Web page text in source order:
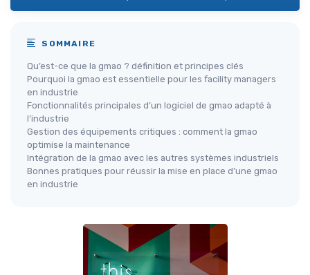
SOMMAIRE
Qu’est-ce que la gmao ? définition et principes clés
Pourquoi la gmao est essentielle pour les facility managers
en industrie
Fonctionnalités principales d’un logiciel de gmao adapté à
l’industrie
Gestion des équipements critiques : comment la gmao
optimise la maintenance
Intégration de la gmao avec les autres systèmes industriels
Bonnes pratiques pour réussir la mise en place d’une gmao
en industrie